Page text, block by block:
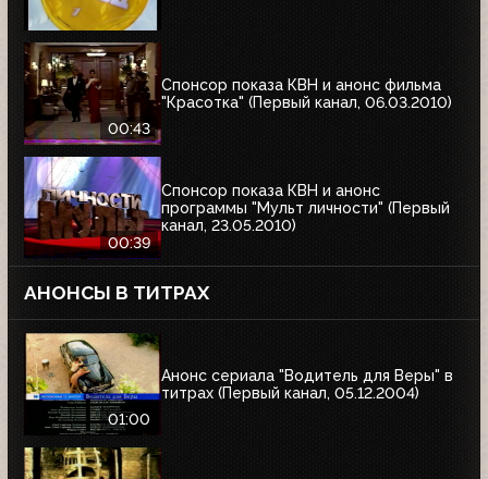
00:43
Спонсор показа КВН и анонс фильма
"Красотка" (Первый канал, 06.03.2010)
00:39
Спонсор показа КВН и анонс
программы "Мульт личности" (Первый
канал, 23.05.2010)
АНОНСЫ В ТИТРАХ
01:00
Анонс сериала "Водитель для Веры" в
титрах (Первый канал, 05.12.2004)